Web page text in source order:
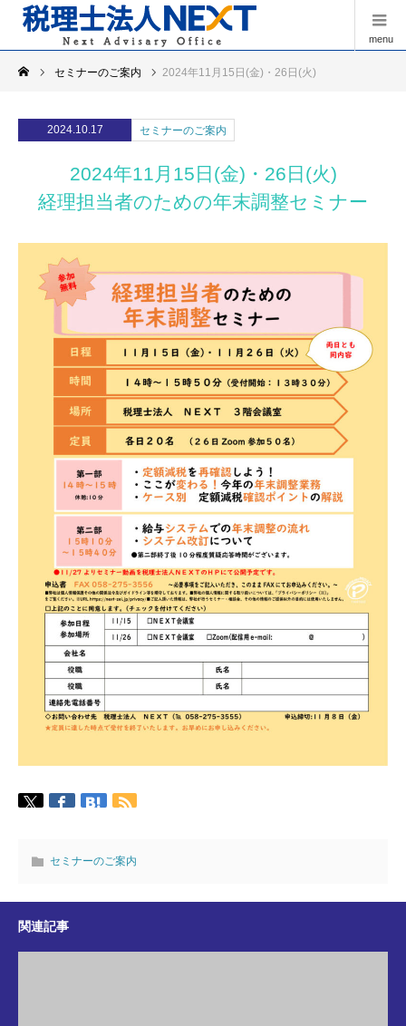
menu
セミナーのご案内 2024年11月15日(金)・26日(火)
2024.10.17
セミナーのご案内
2024年11月15日(金)・26日(火)
経理担当者のための年末調整セミナー
セミナーのご案内
関連記事